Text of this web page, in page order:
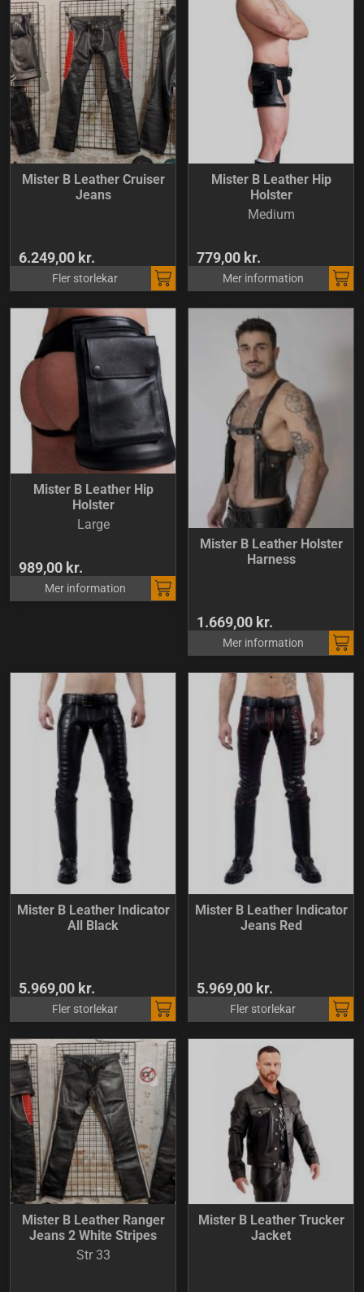
Mister B Leather Cruiser
Jeans
6.249,00 kr.
Fler storlekar
Mister B Leather Hip
Holster
Medium
779,00 kr.
Mer information
Mister B Leather Hip
Holster
Large
989,00 kr.
Mer information
Mister B Leather Holster
Harness
1.669,00 kr.
Mer information
Mister B Leather Indicator
All Black
5.969,00 kr.
Fler storlekar
Mister B Leather Indicator
Jeans Red
5.969,00 kr.
Fler storlekar
Mister B Leather Ranger
Jeans 2 White Stripes
Str 33
Mister B Leather Trucker
Jacket